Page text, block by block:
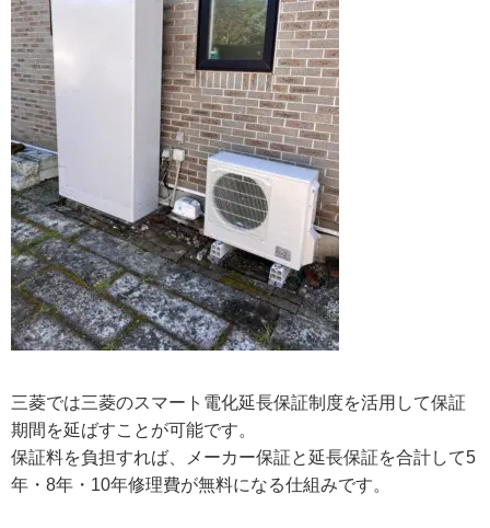
三菱では三菱のスマート電化延長保証制度を活用して保証
期間を延ばすことが可能です。
保証料を負担すれば、メーカー保証と延長保証を合計して5
年・8年・10年修理費が無料になる仕組みです。